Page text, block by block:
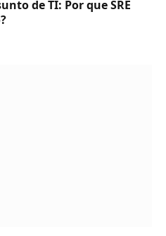
de TI: Por que SRE